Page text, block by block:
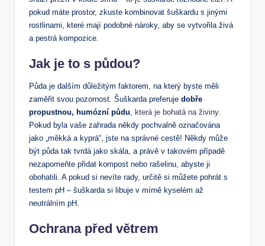
pokud máte prostor, zkuste kombinovat šuškardu s jinými
rostlinami, které mají podobné nároky, aby se vytvořila živá
a pestrá kompozice.
Jak je to s půdou?
Půda je dalším důležitým faktorem, na který byste měli
zaměřit svou pozornost. Šuškarda preferuje dobře
propustnou, humózní půdu, která je bohatá na živiny.
Pokud byla vaše zahrada někdy pochvalně označována
jako „měkká a kyprá“, jste na správné cestě! Někdy může
být půda tak tvrdá jako skála, a právě v takovém případě
nezapomeňte přidat kompost nebo rašelinu, abyste ji
obohatili. A pokud si nevíte rady, určitě si můžete pohrát s
testem pH – šuškarda si libuje v mírně kyselém až
neutrálním pH.
Ochrana před větrem